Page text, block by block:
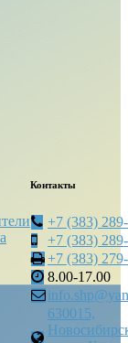
Контакты
+7 (383)
+7 (383)
+7 (383)
8.00-17.00
630015,